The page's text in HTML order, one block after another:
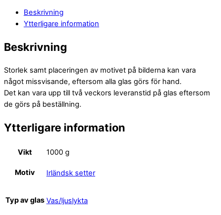
Beskrivning
Ytterligare information
Beskrivning
Storlek samt placeringen av motivet på bilderna kan vara
något missvisande, eftersom alla glas görs för hand.
Det kan vara upp till två veckors leveranstid på glas eftersom
de görs på beställning.
Ytterligare information
Vikt 1000 g
Motiv Irländsk setter
Typ av glas Vas/ljuslykta